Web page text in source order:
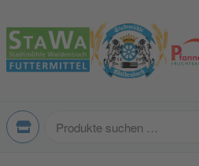
Zur
Navigation
springen
Zum
Inhalt
springen
Produkte